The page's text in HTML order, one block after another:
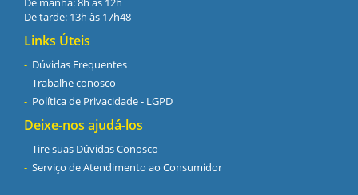
De tarde: 13h às 17h48
Links Úteis
Dúvidas Frequentes
Trabalhe conosco
Política de Privacidade - LGPD
Deixe-nos ajudá-los
Tire suas Dúvidas Conosco
Serviço de Atendimento ao Consumidor